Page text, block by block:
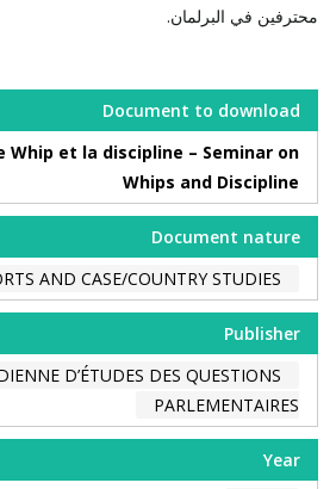
محترفين في البرلمان.
Document to download
Whip et la discipline – Seminar on
Whips and Discipline
Document nature
AND CASE/COUNTRY STUDIES
Publisher
D’ÉTUDES DES QUESTIONS
PARLEMENTAIRES
Year